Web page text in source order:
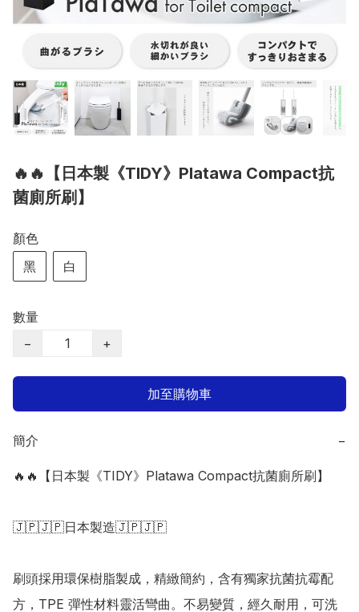
🔥🔥【日本製《TIDY》Platawa Compact抗
菌廁所刷】
顏色
黑
白
數量
−
+
加至購物車
簡介 −
🔥🔥【日本製《TIDY》Platawa Compact抗菌廁所刷】
🇯🇵🇯🇵日本製造🇯🇵🇯🇵
刷頭採用環保樹脂製成，精緻簡約，含有獨家抗菌抗霉配
方，TPE 彈性材料靈活彎曲。不易變質，經久耐用，可洗